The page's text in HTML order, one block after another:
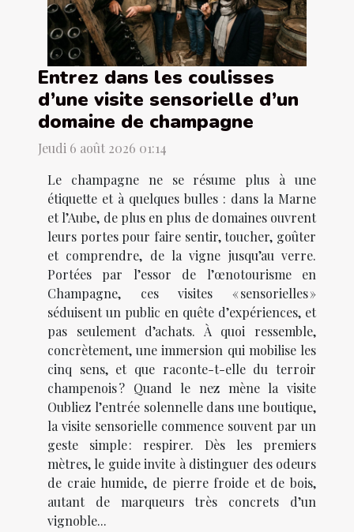
Entrez dans les coulisses
d’une visite sensorielle d’un
domaine de champagne
Jeudi 6 août 2026 01:14
Le champagne ne se résume plus à une
étiquette et à quelques bulles : dans la Marne
et l’Aube, de plus en plus de domaines ouvrent
leurs portes pour faire sentir, toucher, goûter
et comprendre, de la vigne jusqu’au verre.
Portées par l’essor de l’œnotourisme en
Champagne, ces visites « sensorielles »
séduisent un public en quête d’expériences, et
pas seulement d’achats. À quoi ressemble,
concrètement, une immersion qui mobilise les
cinq sens, et que raconte-t-elle du terroir
champenois ? Quand le nez mène la visite
Oubliez l’entrée solennelle dans une boutique,
la visite sensorielle commence souvent par un
geste simple : respirer. Dès les premiers
mètres, le guide invite à distinguer des odeurs
de craie humide, de pierre froide et de bois,
autant de marqueurs très concrets d’un
vignoble...